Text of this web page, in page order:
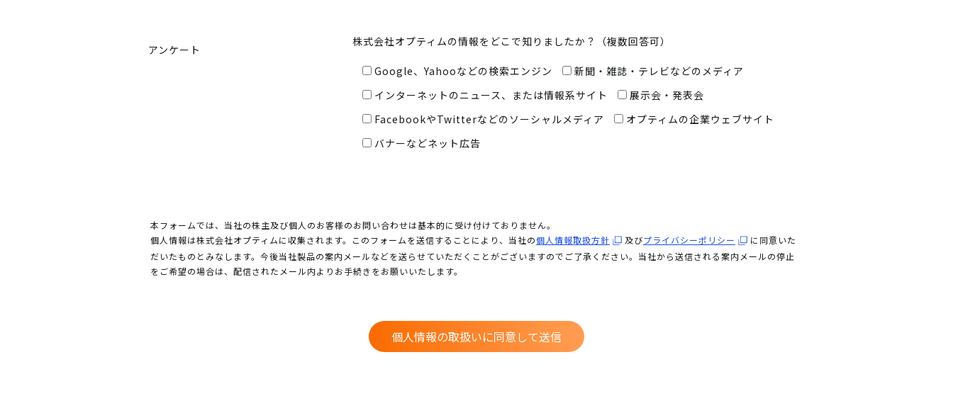
アンケート
株式会社オプティムの情報をどこで知りましたか？（複数回答可）
Google、Yahooなどの検索エンジン
新聞・雑誌・テレビなどのメディア
インターネットのニュース、または情報系サイト
展示会・発表会
FacebookやTwitterなどのソーシャルメディア
オプティムの企業ウェブサイト
バナーなどネット広告
本フォームでは、当社の株主及び個人のお客様のお問い合わせは基本的に受け付けておりません。
個人情報は株式会社オプティムに収集されます。このフォームを送信することにより、当社の個人情報取扱方針 及びプライバシーポリシー
に同意いた
だいたものとみなします。今後当社製品の案内メールなどを送らせていただくことがございますのでご了承ください。当社から送信される案内メールの停止
をご希望の場合は、配信されたメール内よりお手続きをお願いいたします。
個人情報の取扱いに同意して送信